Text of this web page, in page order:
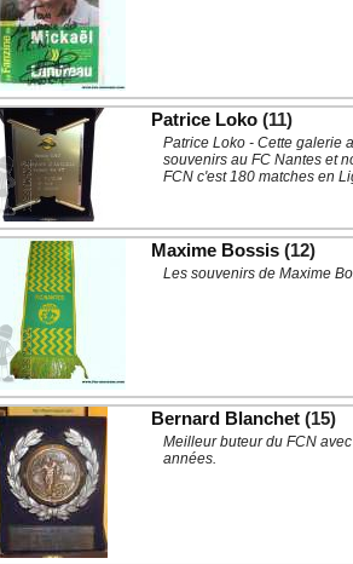
Patrice Loko (11)
Patrice Loko - Cette galerie
souvenirs au FC Nantes et
FCN c'est 180 matches en
Maxime Bossis (12)
Les souvenirs de Maxime
Bernard Blanchet (15)
Meilleur buteur du FCN
années.